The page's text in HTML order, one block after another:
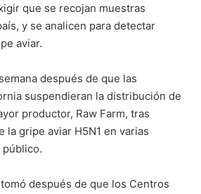
que se recojan muestras
y se analicen para detectar
aviar.
después de que las
suspendieran la distribución de
productor, Raw Farm, tras
la gripe aviar H5N1 en varias
público.
después de que los Centros